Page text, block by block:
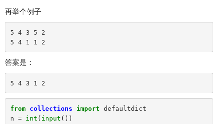
再举个例子
5 4 3 5 2
答案是：
from collections import defaultdict
n = int ( input ())